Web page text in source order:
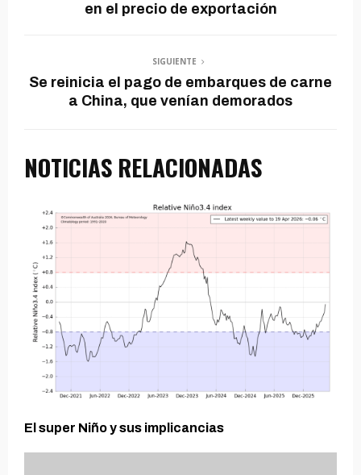
en el precio de exportación
SIGUIENTE
Se reinicia el pago de embarques de carne
a China, que venían demorados
NOTICIAS RELACIONADAS
El super Niño y sus implicancias